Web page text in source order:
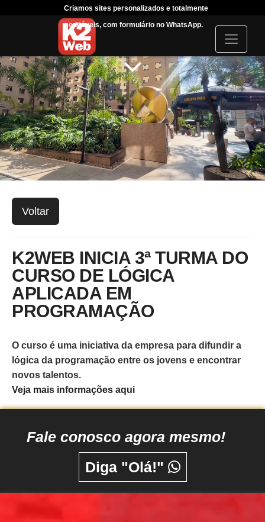
Criamos sites personalizados e totalmente
editáveis, com formulário no WhatsApp.
I
c
o
n
Voltar
K2WEB INICIA 3ª TURMA DO
CURSO DE LÓGICA
APLICADA EM
PROGRAMAÇÃO
O curso é uma iniciativa da empresa para difundir a
lógica da programação entre os jovens e encontrar
novos talentos.
Veja mais informações aqui
Fale conosco agora mesmo!
Diga "Olá!"